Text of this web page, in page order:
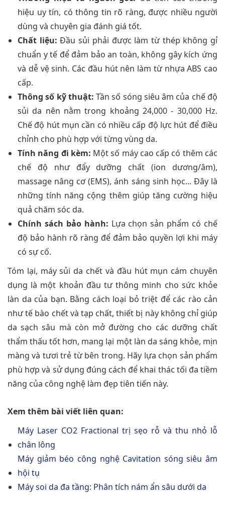
hiệu uy tín, có thông tin rõ ràng, được nhiều người
dùng và chuyên gia đánh giá tốt.
Chất liệu: Đầu sủi phải được làm từ thép không gỉ
chuẩn y tế để đảm bảo an toàn, không gây kích ứng
và dễ vệ sinh. Các đầu hút nên làm từ nhựa ABS cao
cấp.
Thông số kỹ thuật: Tần số sóng siêu âm của chế độ
sủi da nên nằm trong khoảng 24,000 - 30,000 Hz.
Chế độ hút mụn cần có nhiều cấp độ lực hút để điều
chỉnh cho phù hợp với từng vùng da.
Tính năng đi kèm: Một số máy cao cấp có thêm các
chế độ như đẩy dưỡng chất (ion dương/âm),
massage nâng cơ (EMS), ánh sáng sinh học... Đây là
những tính năng cộng thêm giúp tăng cường hiệu
quả chăm sóc da.
Chính sách bảo hành: Lựa chọn sản phẩm có chế
độ bảo hành rõ ràng để đảm bảo quyền lợi khi máy
có sự cố.
Tóm lại, máy sủi da chết và đầu hút mụn cám chuyên
dụng là một khoản đầu tư thông minh cho sức khỏe
làn da của bạn. Bằng cách loại bỏ triệt để các rào cản
như tế bào chết và tạp chất, thiết bị này không chỉ giúp
da sạch sâu mà còn mở đường cho các dưỡng chất
thẩm thấu tốt hơn, mang lại một làn da sáng khỏe, mịn
màng và tươi trẻ từ bên trong. Hãy lựa chọn sản phẩm
phù hợp và sử dụng đúng cách để khai thác tối đa tiềm
năng của công nghệ làm đẹp tiên tiến này.
Xem thêm bài viết liên quan:
Máy Laser CO2 Fractional trị sẹo rỗ và thu nhỏ lỗ
chân lông
Máy giảm béo công nghệ Cavitation sóng siêu âm
hội tụ
Máy soi da đa tầng: Phân tích nám ẩn sâu dưới da